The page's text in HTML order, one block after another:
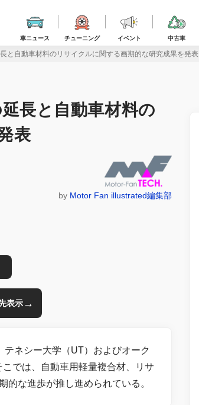
車ニュース チューニング イベント 中古車
と自動車材料のリサイクルに関する画期的な研究成果を発表
長と自動車材料の
表
by Motor Fan illustrated編集部
表示→
ネシー大学（UT）およびオーク
では、自動車用軽量複合材、リサ
な進歩が推し進められている。